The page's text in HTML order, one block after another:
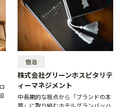
宿泊
株式会社グリーンホスピタリテ
ィーマネジメント
中長期的な視点から「ブランドの本
質」に取り組むホテルグランバッハ